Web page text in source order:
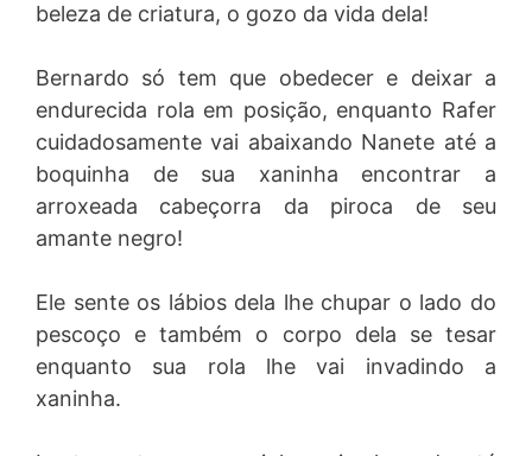
beleza de criatura, o gozo da vida dela!
Bernardo só tem que obedecer e deixar a
endurecida rola em posição, enquanto Rafer
cuidadosamente vai abaixando Nanete até a
boquinha de sua xaninha encontrar a
arroxeada cabeçorra da piroca de seu
amante negro!
Ele sente os lábios dela lhe chupar o lado do
pescoço e também o corpo dela se tesar
enquanto sua rola lhe vai invadindo a
xaninha.